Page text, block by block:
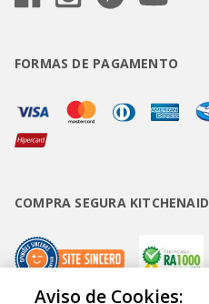
FORMAS DE PAGAMENTO
COMPRA SEGURA KITCHENAID
Aviso de Cookies: